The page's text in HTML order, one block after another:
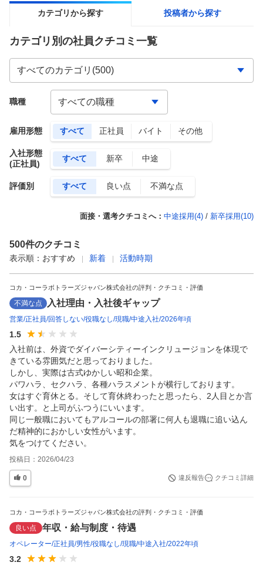
カテゴリから探す 投稿者から探す
カテゴリ別の社員クチコミ一覧
雇用形態 すべて 正社員 バイト その他
入社形態
(正社員)
すべて 新卒 中途
評価別 すべて 良い点 不満な点
職種
面接・選考クチコミへ： 中途採用(4) / 新卒採用(10)
500件のクチコミ
表示順： おすすめ 新着 活動時期
コカ・コーラボトラーズジャパン株式会社の評判・クチコミ・評価
不満な点 入社理由・入社後ギャップ
営業 正社員 回答しない 役職なし 現職 中途入社 2026年頃
1.5
入社前は、外資でダイバーシティーインクリュージョンを体現で
きている雰囲気だと思っておりました。
しかし、実際は古式ゆかしい昭和企業。
パワハラ、セクハラ、各種ハラスメントが横行しております。
女はすぐ育休とる。そして育休終わったと思ったら、2人目とか言
い出す。と上司がふつうにいいます。
同じ一般職においてもアルコールの部署に何人も退職に追い込ん
だ精神的におかしい女性がいます。
気をつけてください。
投稿日： 2026/04/23
0 違反報告 クチコミ詳細
コカ・コーラボトラーズジャパン株式会社の評判・クチコミ・評価
良い点 年収・給与制度・待遇
オペレーター 正社員 男性 役職なし 現職 中途入社 2022年頃
3.2